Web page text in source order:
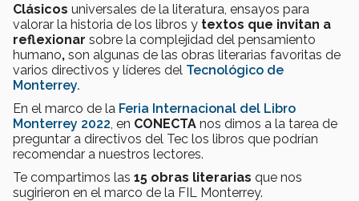
Clásicos universales de la literatura, ensayos para
valorar la historia de los libros y textos que invitan a
reflexionar sobre la complejidad del pensamiento
humano, son algunas de las obras literarias favoritas de
varios directivos y líderes del Tecnológico de
Monterrey.
En el marco de la Feria Internacional del Libro
Monterrey 2022 , en CONECTA nos dimos a la tarea de
preguntar a directivos del Tec los libros que podrían
recomendar a nuestros lectores.
Te compartimos las 15 obras literarias que nos
sugirieron en el marco de la FIL Monterrey.